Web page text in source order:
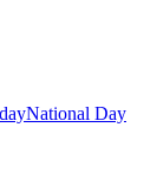
National Day